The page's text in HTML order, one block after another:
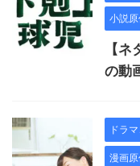
小説
【
の動
ドラ
漫画